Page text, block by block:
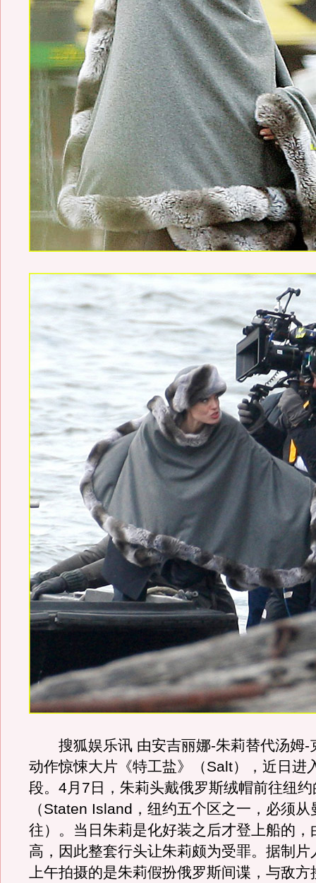
搜狐娱乐讯 由安吉丽娜-朱莉替代汤姆-
动作惊悚大片《特工盐》（Salt），近日进
段。4月7日，朱莉头戴俄罗斯绒帽前往纽
（Staten Island，纽约五个区之一，必须
往）。当日朱莉是化好装之后才登上船的，
高，因此整套行头让朱莉颇为受罪。据制片
上午拍摄的是朱莉假扮俄罗斯间谍，与敌方